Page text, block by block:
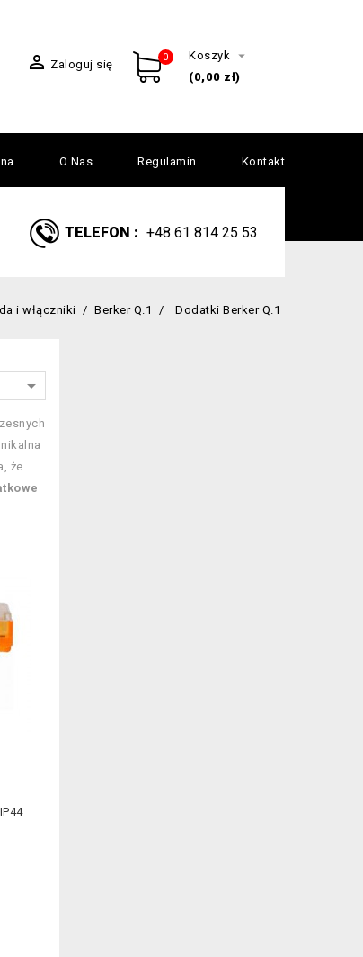
 Zaloguj się
0 Koszyk 
(0,00 zł)
O Nas Regulamin Kontakt
TELEFON : +48 61 814 25 53
i włączniki Berker Q.1 Dodatki Berker Q.1

że